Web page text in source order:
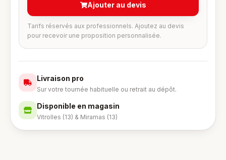
Ajouter au devis
Tarifs réservés aux professionnels. Ajoutez au devis
pour recevoir une proposition personnalisée.
Livraison pro
Sur votre tournée habituelle ou retrait au dépôt.
Disponible en magasin
Vitrolles (13) & Miramas (13)